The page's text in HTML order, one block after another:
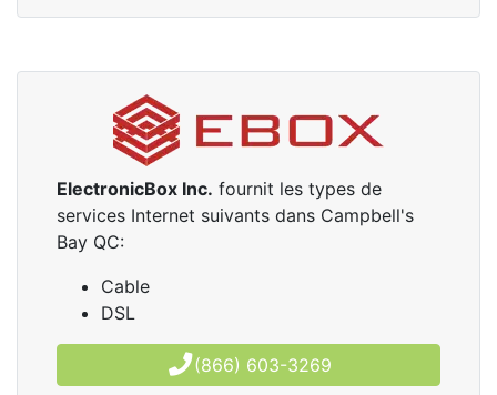
ElectronicBox Inc. fournit les types de
services Internet suivants dans Campbell's
Bay QC:
Cable
DSL
(866) 603-3269